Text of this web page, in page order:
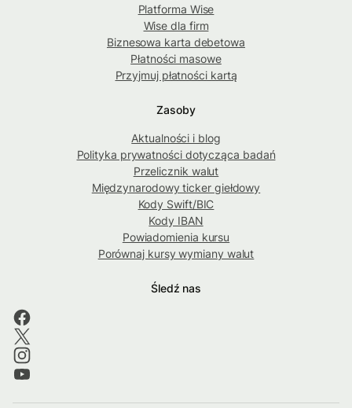
Platforma Wise
Wise dla firm
Biznesowa karta debetowa
Płatności masowe
Przyjmuj płatności kartą
Zasoby
Aktualności i blog
Polityka prywatności dotycząca badań
Przelicznik walut
Międzynarodowy ticker giełdowy
Kody Swift/BIC
Kody IBAN
Powiadomienia kursu
Porównaj kursy wymiany walut
Śledź nas